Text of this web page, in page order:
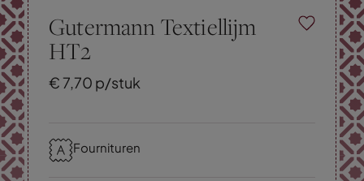
Gutermann Textiellijm
HT2
€ 7,70 p/stuk
Fournituren